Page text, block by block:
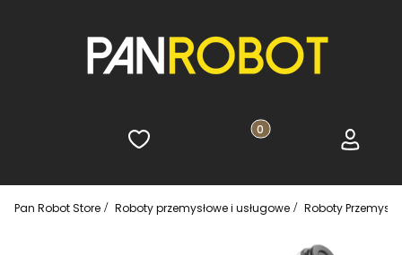
Ulubione Produkty w koszyku: 0.
Koszyk Zaloguj
Pan Robot Store Roboty przemysłowe i usługowe Roboty